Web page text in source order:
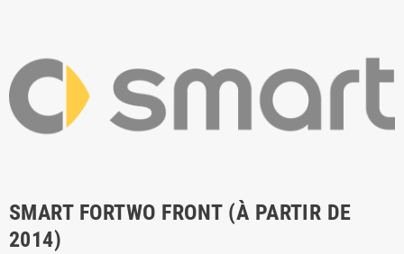
SMART FORTWO FRONT (À PARTIR DE
2014)